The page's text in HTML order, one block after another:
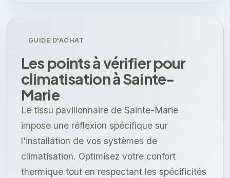
GUIDE D'ACHAT
Les points à vérifier pour
climatisation à Sainte-
Marie
Le tissu pavillonnaire de Sainte-Marie
impose une réflexion spécifique sur
l'installation de vos systèmes de
climatisation. Optimisez votre confort
thermique tout en respectant les spécificités